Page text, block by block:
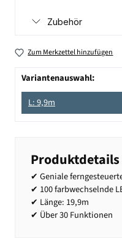
Zubehör
Zum Merkzettel hinzufügen
Variantenauswahl:
L: 9,9m
Produktdetails
✔ Geniale
✔ 100 farbwechselnde
✔ Länge: 19,9m
✔ Über 30 Funktionen